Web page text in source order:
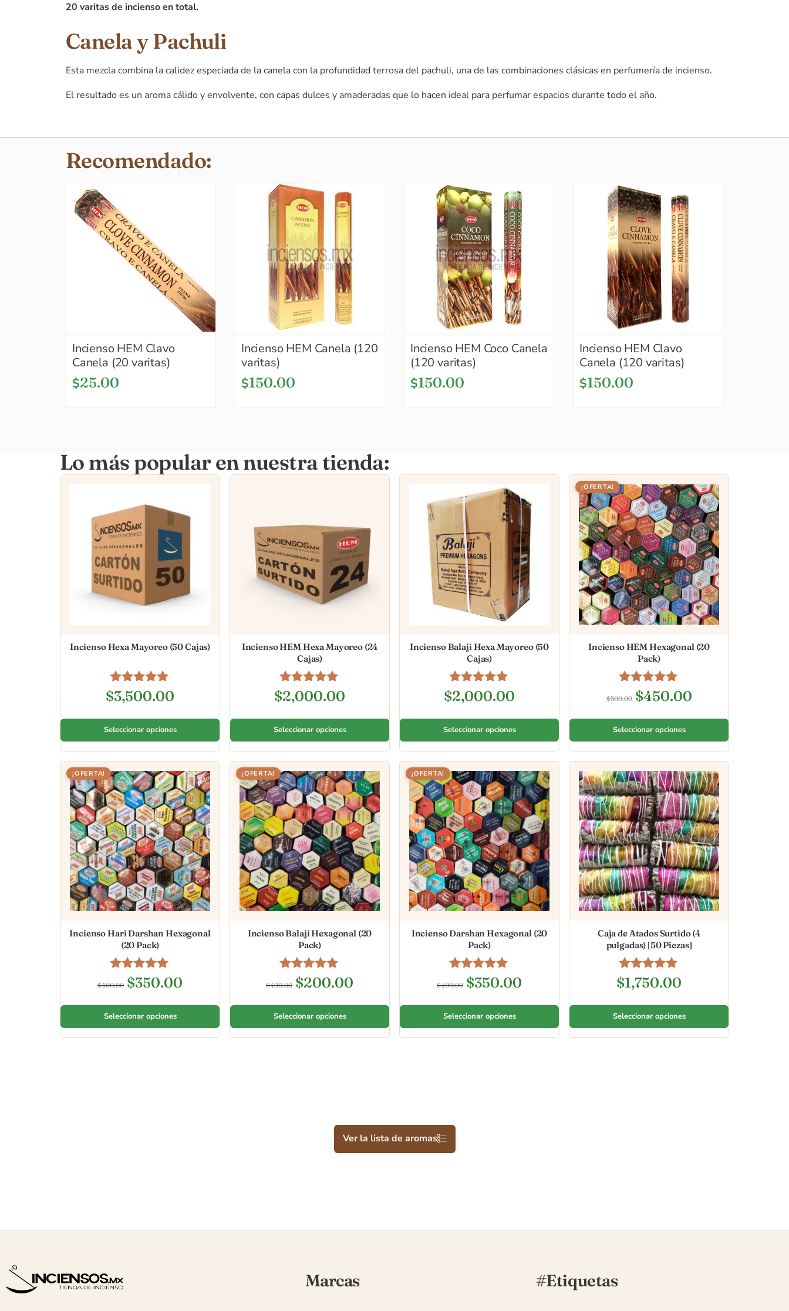
20 varitas de incienso en total.
Canela y Pachuli
Esta mezcla combina la calidez especiada de la canela con la profundidad terrosa del pachuli, una de las combinaciones clásicas en perfumería de incienso.
El resultado es un aroma cálido y envolvente, con capas dulces y amaderadas que lo hacen ideal para perfumar espacios durante todo el año.
Recomendado:
Incienso HEM Clavo
Canela (20 varitas)
$25.00
Incienso HEM Canela (120
varitas)
$150.00
Incienso HEM Coco Canela
(120 varitas)
$150.00
Incienso HEM Clavo
Canela (120 varitas)
$150.00
Lo más popular en nuestra tienda:
Incienso Hexa Mayoreo (50 Cajas)
Valorado en
5.00
$3,500.00
Seleccionar opciones
Incienso HEM Hexa Mayoreo (24
Cajas)
Valorado en
4.96
$2,000.00
Seleccionar opciones
Incienso Balaji Hexa Mayoreo (50
Cajas)
Valorado en
5.00
$2,000.00
Seleccionar opciones
¡OFERTA!
Incienso HEM Hexagonal (20
Pack)
Valorado en
5.00
$500.00 $450.00
Seleccionar opciones
¡OFERTA!
Incienso Hari Darshan Hexagonal
(20 Pack)
Valorado en
5.00
$400.00 $350.00
Seleccionar opciones
¡OFERTA!
Incienso Balaji Hexagonal (20
Pack)
Valorado en
5.00
$400.00 $200.00
Seleccionar opciones
¡OFERTA!
Incienso Darshan Hexagonal (20
Pack)
Valorado en
5.00
$400.00 $350.00
Seleccionar opciones
Caja de Atados Surtido (4
pulgadas) [50 Piezas]
Valorado en
4.78
$1,750.00
Seleccionar opciones
Ver la lista de aromas
Marcas #Etiquetas